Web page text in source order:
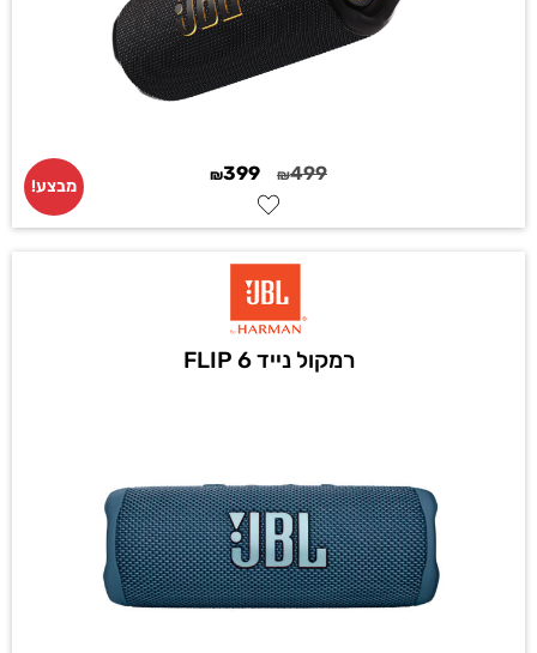
₪499
₪399
מבצע!
רמקול נייד FLIP 6